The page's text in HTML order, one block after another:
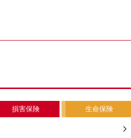
損害保険 生命保険